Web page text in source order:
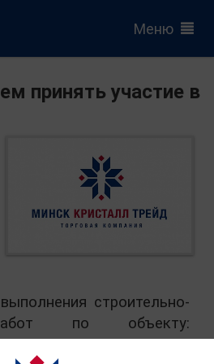
Меню
принять участие в
строительно-
по объекту:
территории,